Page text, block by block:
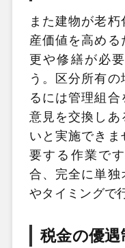
また建物が老
産価値を高め
更や修繕が必
う。区分所有
るには管理組
意見を交換しあ
いと実施できま
要する作業で
合、完全に単独
やタイミングで
税金の優